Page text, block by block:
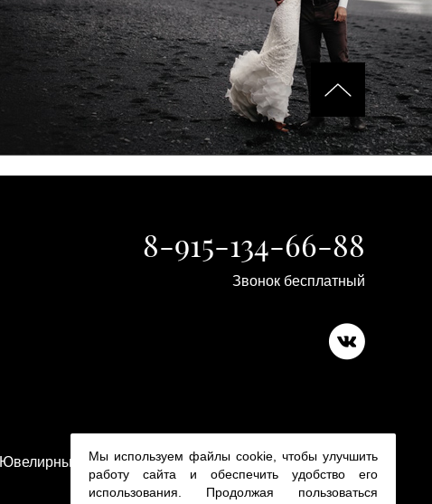
8-915-134-66-88
Звонок бесплатный
Ювелирные изделия в ювелирном магазине Platina 24
Мы используем файлы cookie, чтобы улучшить
работу сайта и обеспечить удобство его
использования. Продолжая пользоваться